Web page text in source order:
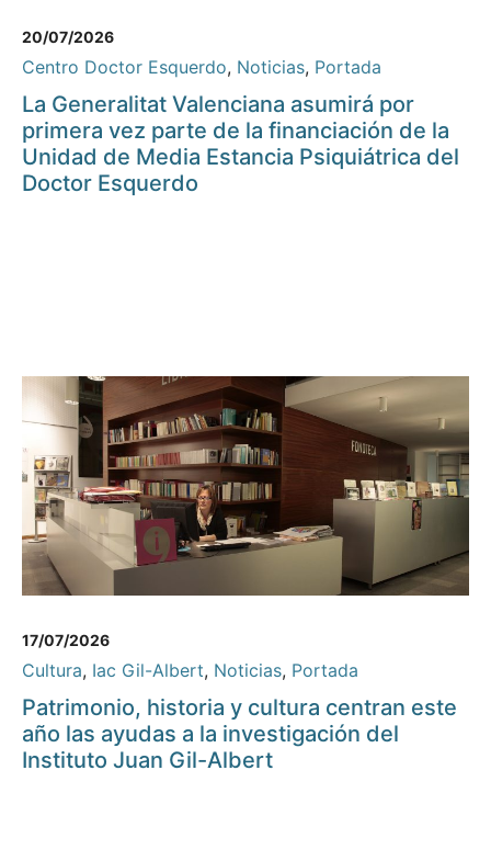
20/07/2026
Centro Doctor Esquerdo, Noticias, Portada
La Generalitat Valenciana asumirá por
primera vez parte de la financiación de la
Unidad de Media Estancia Psiquiátrica del
Doctor Esquerdo
17/07/2026
Cultura, Iac Gil-Albert, Noticias, Portada
Patrimonio, historia y cultura centran este
año las ayudas a la investigación del
Instituto Juan Gil-Albert